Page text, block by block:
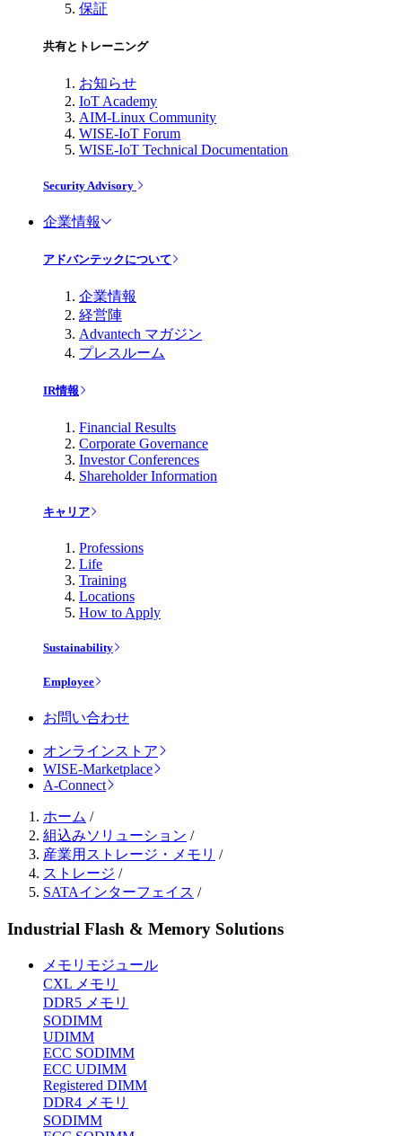
保証
共有とトレーニング
お知らせ
IoT Academy
AIM-Linux Community
WISE-IoT Forum
WISE-IoT Technical Documentation
Security Advisory
企業情報
アドバンテックについて
企業情報
経営陣
Advantech マガジン
プレスルーム
IR情報
Financial Results
Corporate Governance
Investor Conferences
Shareholder Information
キャリア
Professions
Life
Training
Locations
How to Apply
Sustainability
Employee
お問い合わせ
オンラインストア
WISE-Marketplace
A-Connect
ホーム /
組込みソリューション /
産業用ストレージ・メモリ /
ストレージ /
SATAインターフェイス /
Industrial Flash & Memory Solutions
メモリモジュール
CXL メモリ
DDR5 メモリ
SODIMM
UDIMM
ECC SODIMM
ECC UDIMM
Registered DIMM
DDR4 メモリ
SODIMM